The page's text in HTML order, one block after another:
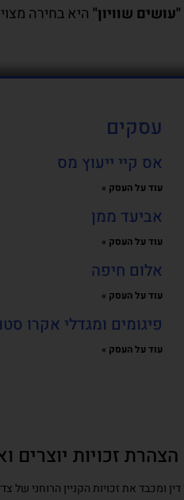
"עושים שוויון" היא בחירה
עסקים
אס קיי ייעוץ מס
עוד על העסק »
אביעד ממן
עוד על העסק »
אלום חיפה
עוד על העסק »
פיגומים ומגדלי אקרו
עוד על העסק »
הצהרת זכויות יוצרים
ומכבד את זכויות הקניין הרוחני